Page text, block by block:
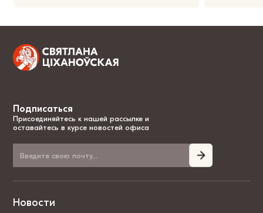
Подписаться
Присоединяйтесь к нашей рассылке и
оставайтесь в курсе новостей офиса
Новости